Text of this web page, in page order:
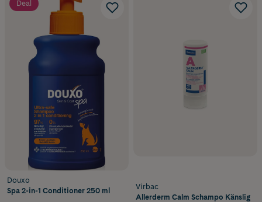
Deal
Douxo
Spa 2-in-1 Conditioner 250 ml
Virbac
Allerderm Calm Schampo Känslig